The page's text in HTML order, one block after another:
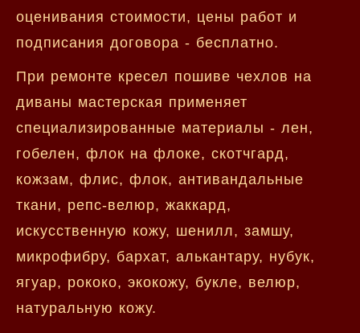
оценивания стоимости, цены работ и
подписания договора - бесплатно.
При ремонте кресел пошиве чехлов на
диваны мастерская применяет
специализированные материалы - лен,
гобелен, флок на флоке, скотчгард,
кожзам, флис, флок, антивандальные
ткани, репс-велюр, жаккард,
искусственную кожу, шенилл, замшу,
микрофибру, бархат, алькантару, нубук,
ягуар, рококо, экокожу, букле, велюр,
натуральную кожу.